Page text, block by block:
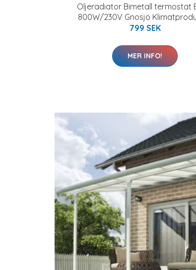
Oljeradiator Bimetall termostat
800W/230V Gnosjö
799 SEK
MER INFO!